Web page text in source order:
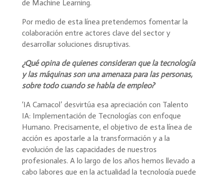
de Machine Learning.
Por medio de esta línea pretendemos fomentar la
colaboración entre actores clave del sector y
desarrollar soluciones disruptivas.
¿Qué opina de quienes consideran que la tecnología
y las máquinas son una amenaza para las personas,
sobre todo cuando se habla de empleo?
‘IA Camacol’ desvirtúa esa apreciación con Talento
IA: Implementación de Tecnologías con enfoque
Humano. Precisamente, el objetivo de esta línea de
acción es apostarle a la transformación y a la
evolución de las capacidades de nuestros
profesionales. A lo largo de los años hemos llevado a
cabo labores que en la actualidad la tecnología puede